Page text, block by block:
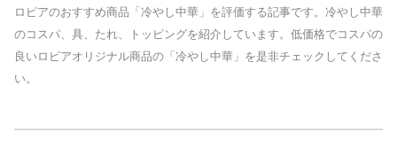
ロピアのおすすめ商品「冷やし中華」を評価する記事です。冷やし中華
のコスパ、具、たれ、トッピングを紹介しています。低価格でコスパの
良いロピアオリジナル商品の「冷やし中華」を是非チェックしてくださ
い。